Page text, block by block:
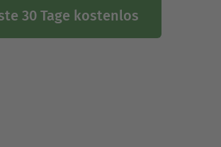
30 Tage kostenlos